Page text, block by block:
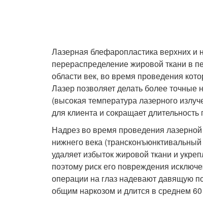
Лазерная блефаропластика верхних и
перераспределение жировой ткани в
области век, во время проведения
Лазер позволяет делать более точные
(высокая температура лазерного
для клиента и сокращает
Надрез во время проведения
нижнего века
удаляет избыток жировой ткани и
поэтому риск его повреждения
операции на глаз надевают давящую
общим наркозом и длится в среднем